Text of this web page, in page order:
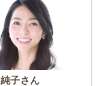
い描いていたもの
コアな自然派だっ
入れる良いレッス
子さん